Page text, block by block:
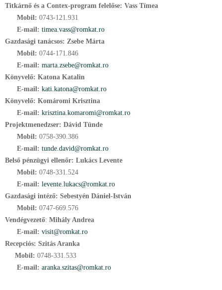
Titkárnő és a Contex-program felelőse: Vass Tímea
Mobil: 0743-121.931
E-mail: timea.vass@romkat.ro
Gazdasági tanácsos: Zsebe Márta
Mobil: 0744-171.846
E-mail: marta.zsebe@romkat.ro
Könyvelő: Katona Katalin
E-mail: kati.katona@romkat.ro
Könyvelő: Komáromi Krisztina
E-mail: krisztina.komaromi@romkat.ro
Projektmenedzser: Dávid Tünde
Mobil: 0758-390.386
E-mail: tunde.david@romkat.ro
Belső pénzügyi ellenőr: Lukács Levente
Mobil: 0748-331.524
E-mail: levente.lukacs@romkat.ro
Gazdasági intéző: Sebestyén Dániel-István
Mobil: 0747-669.576
Vendégvezető: Mihály Andrea
E-mail: visit@romkat.ro
Recepciós: Szitás Aranka
Mobil: 0748-331.533
E-mail: aranka.szitas@romkat.ro